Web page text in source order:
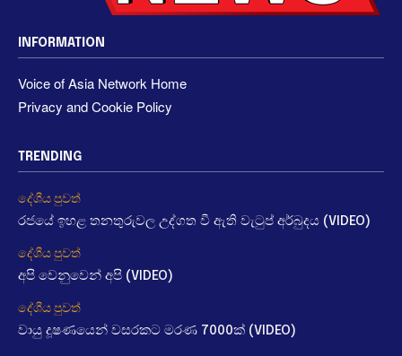
INFORMATION
Voice of Asia Network Home
Privacy and Cookie Policy
TRENDING
දේශීය පුවත්
රජයේ ඉහළ තනතුරුවල උද්ගත වී ඇති වැටුප් අර්බුදය (VIDEO)
දේශීය පුවත්
අපි වෙනුවෙන් අපි (VIDEO)
දේශීය පුවත්
වායු දූෂණයෙන් වසරකට මරණ 7000ක් (VIDEO)